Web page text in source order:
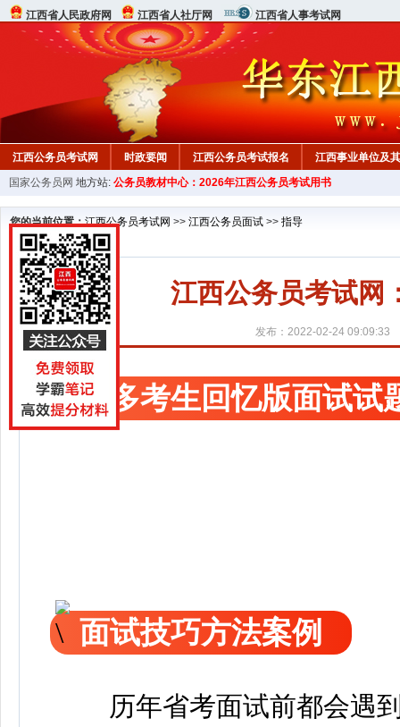
江西省人民政府网 江西省人社厅网 江西省人事考试网
江西公务员考试网 时政要闻 江西公务员考试报名 江西事业单位及
行测真题 在线咨询 教材中心
国家公务员网 地方站: 公务员教材中心：2026年江西公务员考试用书
您的当前位置：江西公务员考试网 >> 江西公务员面试 >> 指导
江西公务员考试网
发布：2022-02-24 09:09:33
更多考生回忆版面试试
面试技巧方法案例
历年省考面试前都会遇